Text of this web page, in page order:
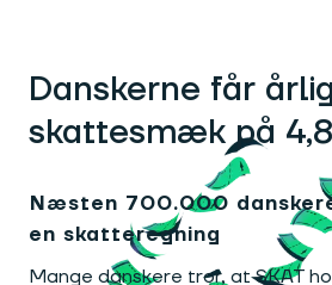
Danskerne får
skattesmæk på
Næsten 700.000
en skatteregning
Mange danskere tror, at SKAT